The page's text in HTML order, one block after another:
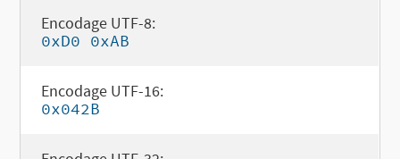
Encodage UTF-8:
0xD0 0xAB
Encodage UTF-16:
0x042B